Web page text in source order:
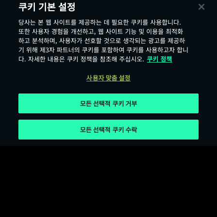
쿠키 기본 설정
당사는 본 웹 사이트를 제공하는 데 필요한 쿠키를 사용합니다.
또한 사용자 경험을 개선하고, 웹 사이트 기능 및 이용을 최적화
하고 분석하며, 사용자가 선호할 것으로 생각되는 광고를 제공하
기 위해 제3자 파트너의 쿠키를 포함하여 쿠키를 사용하고자 합니
다. 자세한 내용은 쿠키 정책을 참조해 주십시오. 쿠키 정책
사용자 맞춤 설정
모든 선택적 쿠키 거부
모든 선택적 쿠키 수락